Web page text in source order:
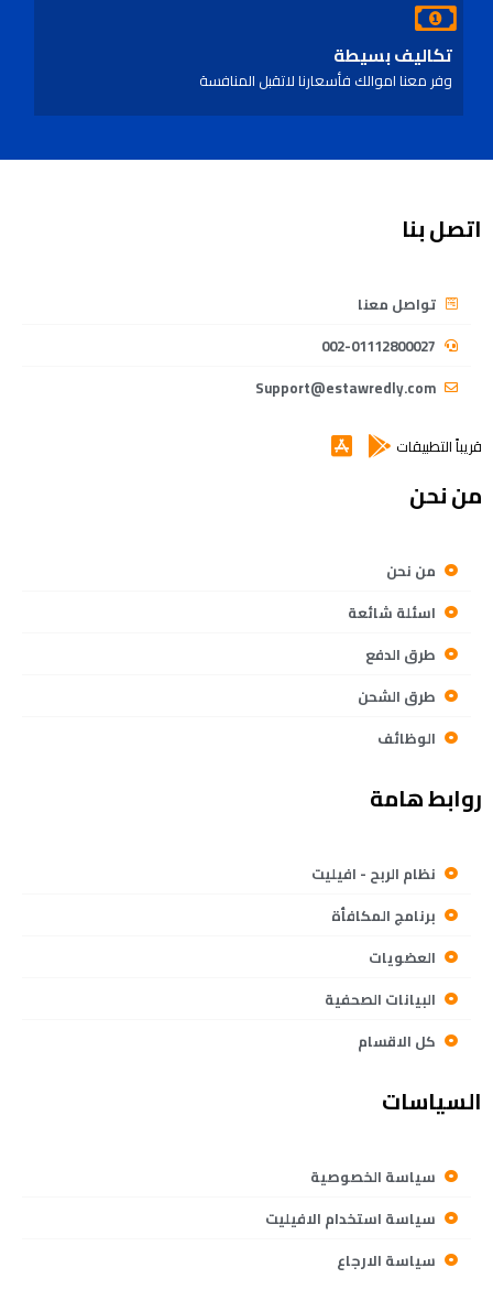
تكاليف بسيطة
وفر معنا اموالك فأسعارنا لاتقبل المنافسة
اتصل بنا
تواصل معنا
002-01112800027
Support@estawredly.com
قريباً التطبيقات
من نحن
من نحن
اسئلة شائعة
طرق الدفع
طرق الشحن
الوظائف
روابط هامة
نظام الربح - افيليت
برنامج المكافأة
العضويات
البيانات الصحفية
كل الاقسام
السياسات
سياسة الخصوصية
سياسة استخدام الافيليت
سياسة الارجاع